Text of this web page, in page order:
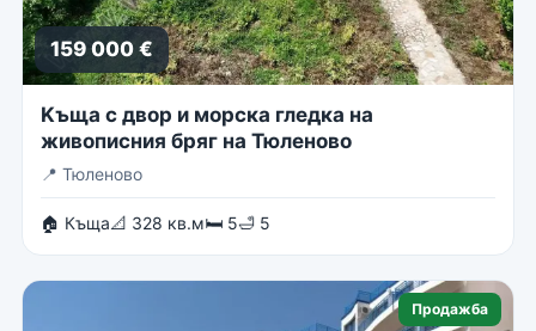
159 000 €
Kъща с двор и морска гледка на
живописния бряг на Тюленово
📍 Тюленово
🏠 Къща📐 328 кв.м🛏 5🛁 5
Продажба